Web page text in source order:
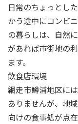
日常のちょっとし
かう途中にコンビ
の暮らしは、自然
があれば市街地の
ます。
飲食店環境
網走市鱒浦地区に
ありませんが、地
向けの食事処が点